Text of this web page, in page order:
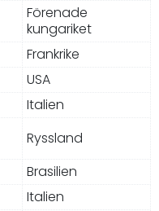
Förenade
kungariket
Frankrike
USA
Italien
Ryssland
Brasilien
Italien